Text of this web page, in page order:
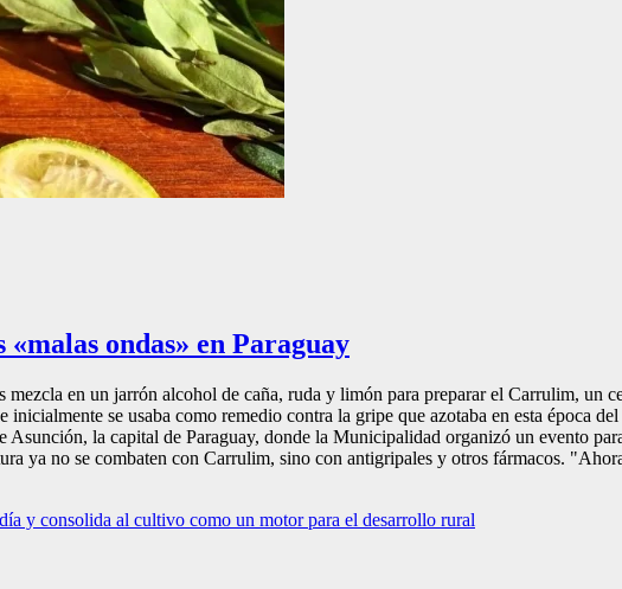
ondas» en Paraguay
en un jarrón alcohol de caña, ruda y limón para preparar el Carrulim, un
se usaba como remedio contra la gripe que azotaba en esta época
Asunción, la capital de Paraguay, donde la Municipalidad organizó un evento
ya no se combaten con Carrulim, sino con antigripales y otros fármacos.